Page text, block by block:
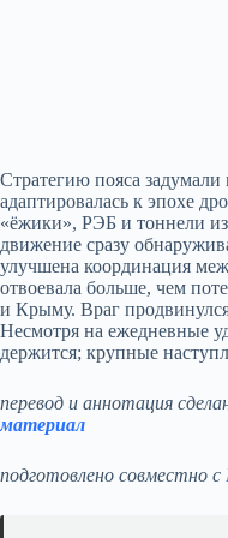
Стратегию пояса
адаптировалась к эпохе
«ёжики», РЭБ и тоннели
движение сразу
улучшена координация
отвоевала больше, чем
и Крыму. Враг
Несмотря на ежедневные
держится; крупные
перевод и аннотация
материал
подготовлено совместно с